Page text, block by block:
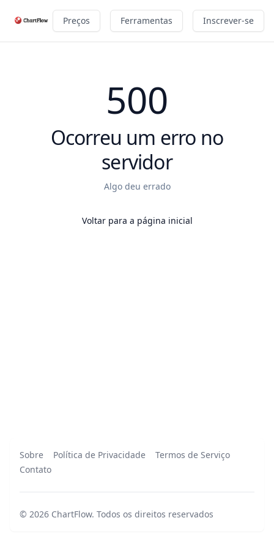
Preços Ferramentas Inscrever-se
500
Ocorreu um erro no
servidor
Algo deu errado
Voltar para a página inicial
Sobre Política de Privacidade
Termos de Serviço
Contato
© 2026 ChartFlow. Todos os direitos reservados